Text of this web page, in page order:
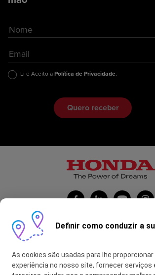
Li e Aceito a Política de Privacidade.
Honda Portugal Automóveis
Contas Feitas
Definir como conduzir a
As cookies são usadas para lhe
experiência no nosso site, fornecer serviços